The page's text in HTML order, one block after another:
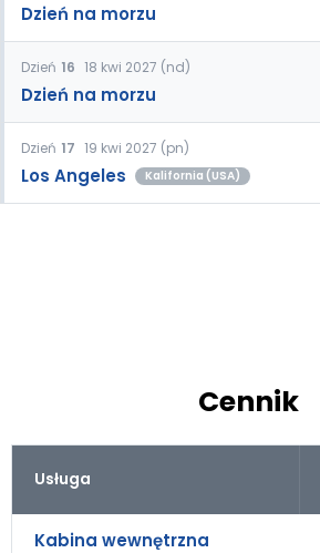
Dzień na morzu
Dzień 16 18 kwi 2027 (nd)
Dzień na morzu
Dzień 17 19 kwi 2027 (pn)
Los Angeles Kalifornia (USA)
Cennik
Usługa
Kabina wewnętrzna